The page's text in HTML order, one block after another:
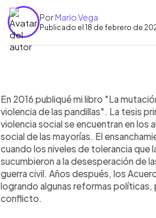
PorMario Vega
Publicado el 18 de febrero de
► Escuchar artículo
En 2016 publiqué mi libro "La
violencia de las pandillas". La tesis
violencia social se encuentran en los
social de las mayorías. El
cuando los niveles de tolerancia
sucumbieron a la desesperación de
guerra civil. Años después, los
logrando algunas reformas políticas,
conflicto.